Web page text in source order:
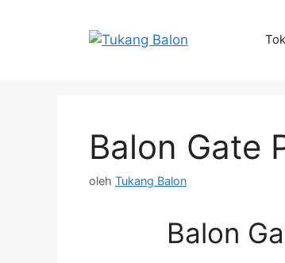
Balon Gate
oleh Tukang Balon
Balon